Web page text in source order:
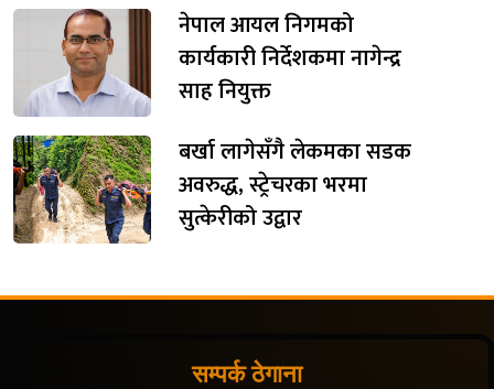
नेपाल आयल निगमको
कार्यकारी निर्देशकमा नागेन्द्र
साह नियुक्त
बर्खा लागेसँगै लेकमका सडक
अवरुद्ध, स्ट्रेचरका भरमा
सुत्केरीको उद्वार
सम्पर्क ठेगाना